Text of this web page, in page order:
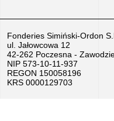
à
vendre
Subventions
de
Fonderies Simiński-Ordon
ul. Jałowcowa 12
42-262 Poczesna -
NIP 573-10-11-937
REGON 150058196
KRS 0000129703